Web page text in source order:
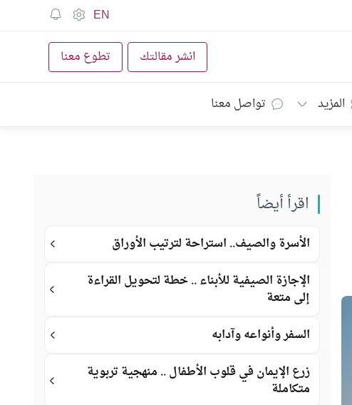
EN
انشر مقالتك تطوع معنا
المزيد تواصل معنا
اقرأ أيضاً
الأسرة والصيف.. استراحة لترتيب الأوراق
الإجازة الصيفية للأبناء .. خطة لتحويل القراءة
إلى متعة
السفر وأنواعه وآدابه
زرع الإيمان في قلوب الأطفال .. منهجية تربوية
متكاملة